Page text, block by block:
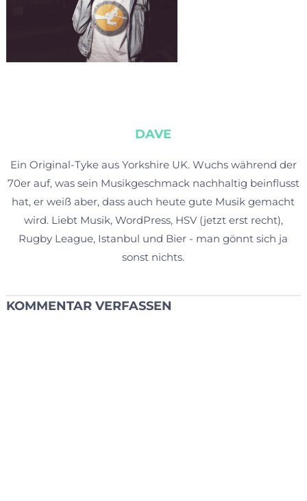
DAVE
Ein Original-Tyke aus Yorkshire UK. Wuchs während der
70er auf, was sein Musikgeschmack nachhaltig beinflusst
hat, er weiß aber, dass auch heute gute Musik gemacht
wird. Liebt Musik, WordPress, HSV (jetzt erst recht),
Rugby League, Istanbul und Bier - man gönnt sich ja
sonst nichts.
KOMMENTAR VERFASSEN